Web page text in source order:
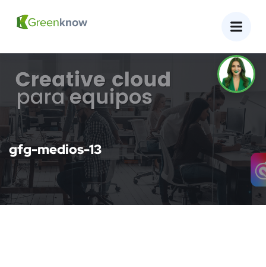
gfg-medios-13